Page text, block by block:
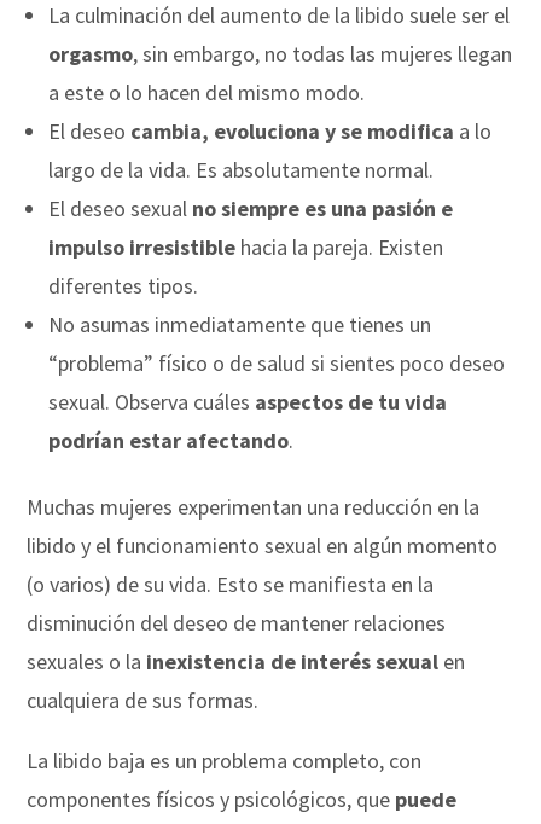
La culminación del aumento de la libido suele ser el
orgasmo, sin embargo, no todas las mujeres llegan
a este o lo hacen del mismo modo.
El deseo cambia, evoluciona y se modifica a lo
largo de la vida. Es absolutamente normal.
El deseo sexual no siempre es una pasión e
impulso irresistible hacia la pareja. Existen
diferentes tipos.
No asumas inmediatamente que tienes un
“problema” físico o de salud si sientes poco deseo
sexual. Observa cuáles aspectos de tu vida
podrían estar afectando.
Muchas mujeres experimentan una reducción en la
libido y el funcionamiento sexual en algún momento
(o varios) de su vida. Esto se manifiesta en la
disminución del deseo de mantener relaciones
sexuales o la inexistencia de interés sexual en
cualquiera de sus formas.
La libido baja es un problema completo, con
componentes físicos y psicológicos, que puede